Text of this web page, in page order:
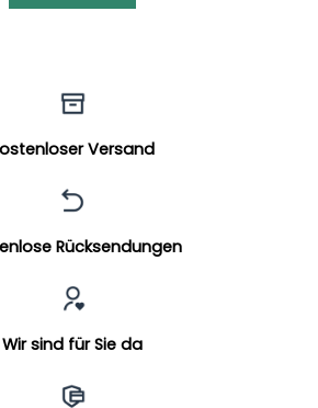
Versand
Rücksendungen
Wir sind für Sie da